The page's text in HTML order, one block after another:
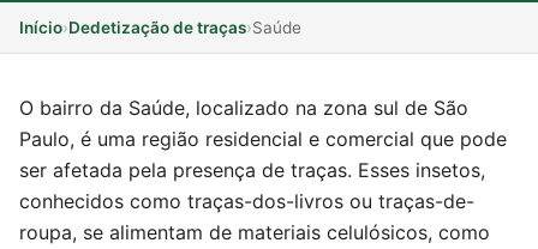
Início›Dedetização de traças›Saúde
O bairro da Saúde, localizado na zona sul de São
Paulo, é uma região residencial e comercial que pode
ser afetada pela presença de traças. Esses insetos,
conhecidos como traças-dos-livros ou traças-de-
roupa, se alimentam de materiais celulósicos, como